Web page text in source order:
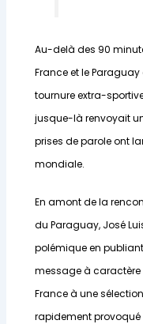
Au-delà des 90
France et le
tournure extra-
jusque-là renvoyait
prises de parole ont
mondiale.
En amont de la
du Paraguay, José
polémique en
message à caractère
France à une
rapidement